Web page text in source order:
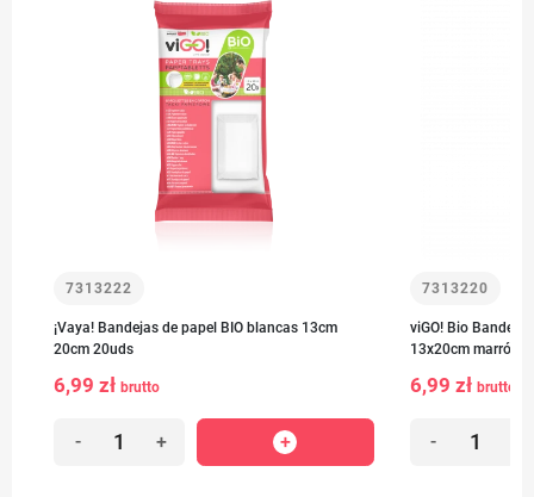
7313222
¡Vaya! Bandejas de papel BIO blancas 13cm
20cm 20uds
6,99 zł brutto
- +
7313220
viGO! Bio
13x20cm marrón
6,99 zł brutto
-